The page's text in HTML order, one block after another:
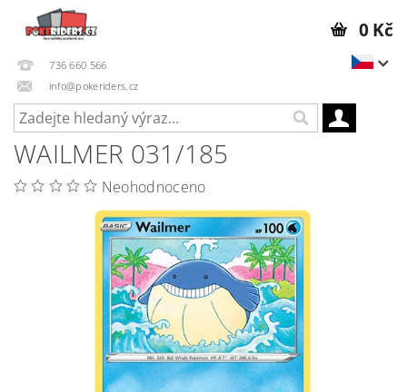
736 660 566
info@pokeriders.cz
0 Kč
WAILMER 031/185
Neohodnoceno